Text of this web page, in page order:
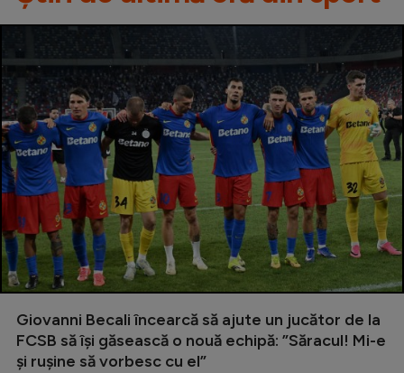
Giovanni Becali încearcă să ajute un jucător de la
FCSB să își găsească o nouă echipă: ”Săracul! Mi-e
și rușine să vorbesc cu el”